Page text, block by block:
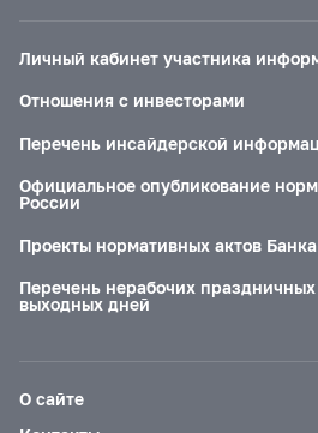
Личный кабинет участника
Отношения с инвесторами
Перечень инсайдерской
Официальное опубликование
России
Проекты нормативных актов
Перечень нерабочих
выходных дней
О сайте